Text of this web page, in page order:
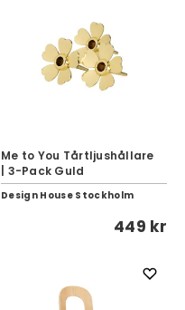
Me to You Tårtljushållare
| 3-Pack Guld
Design House Stockholm
449 kr